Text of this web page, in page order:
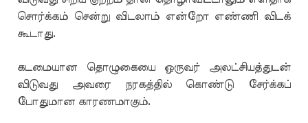
சொர்க்கம் சென்று விடலாம் என்றோ எண்ணி விடக்
கூடாது.
கடமையான தொழுகையை ஒருவர் அலட்சியத்துடன்
விடுவது அவரை நரகத்தில் கொண்டு சேர்க்கப்
போதுமான காரணமாகும்.